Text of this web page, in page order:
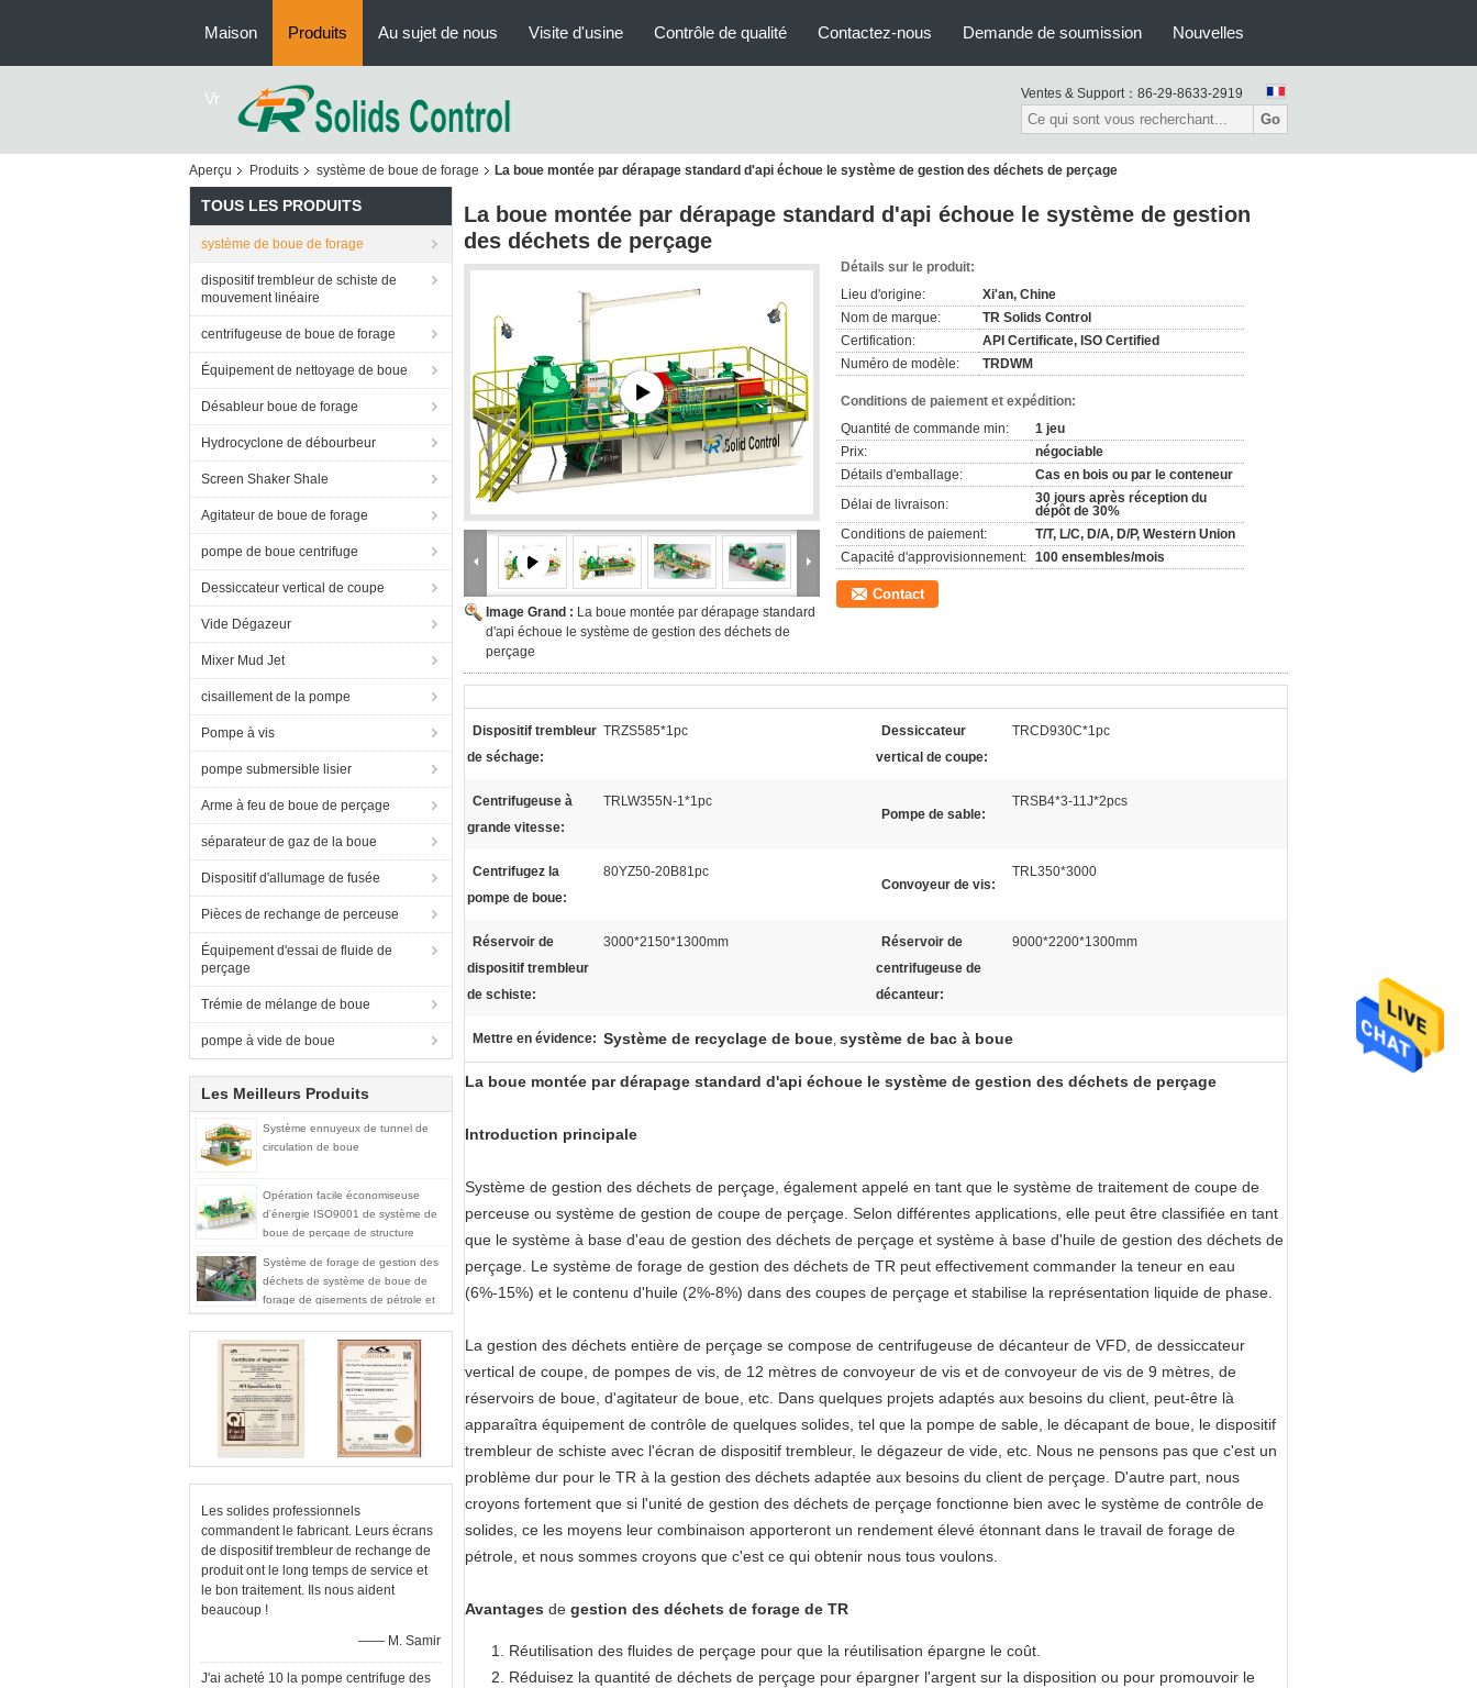
Maison Produits Au sujet de nous Visite d'usine Contrôle de qualité Contactez-nous Demande de soumission Nouvelles
Vr Ventes & Support： 86-29-8633-2919
Go
Aperçu Produits système de boue de forage La boue montée par dérapage standard d'api échoue le système de gestion des déchets de perçage
TOUS LES PRODUITS
système de boue de forage
dispositif trembleur de schiste de
mouvement linéaire
centrifugeuse de boue de forage
Équipement de nettoyage de boue
Désableur boue de forage
Hydrocyclone de débourbeur
Screen Shaker Shale
Agitateur de boue de forage
pompe de boue centrifuge
Dessiccateur vertical de coupe
Vide Dégazeur
Mixer Mud Jet
cisaillement de la pompe
Pompe à vis
pompe submersible lisier
Arme à feu de boue de perçage
séparateur de gaz de la boue
Dispositif d'allumage de fusée
Pièces de rechange de perceuse
Équipement d'essai de fluide de
perçage
Trémie de mélange de boue
pompe à vide de boue
Les Meilleurs Produits
Système ennuyeux de tunnel de
circulation de boue
Opération facile économiseuse
d'énergie ISO9001 de système de
boue de perçage de structure
Système de forage de gestion des
déchets de système de boue de
forage de gisements de pétrole et
de gaz
Les solides professionnels
commandent le fabricant. Leurs écrans
de dispositif trembleur de rechange de
produit ont le long temps de service et
le bon traitement. Ils nous aident
beaucoup !
—— M. Samir
J'ai acheté 10 la pompe centrifuge des
La boue montée par dérapage standard d'api échoue le système de gestion
des déchets de perçage
Image Grand : La boue montée par dérapage standard
d'api échoue le système de gestion des déchets de
perçage
Détails sur le produit:
Lieu d'origine:
Xi'an, Chine
Nom de marque:
TR Solids Control
Certification:
API Certificate, ISO Certified
Numéro de modèle:
TRDWM
Conditions de paiement et expédition:
Quantité de commande min:
1 jeu
Prix:
négociable
Détails d'emballage:
Cas en bois ou par le conteneur
Délai de livraison:
30 jours après réception du
dépôt de 30%
Conditions de paiement:
T/T, L/C, D/A, D/P, Western Union
Capacité d'approvisionnement: 100 ensembles/mois
Contact
Dispositif trembleur
de séchage:
TRZS585*1pc
Dessiccateur
vertical de coupe:
TRCD930C*1pc
Centrifugeuse à
grande vitesse:
TRLW355N-1*1pc
Pompe de sable:
TRSB4*3-11J*2pcs
Centrifugez la
pompe de boue:
80YZ50-20B81pc
Convoyeur de vis:
TRL350*3000
Réservoir de
dispositif trembleur
de schiste:
3000*2150*1300mm
Réservoir de
centrifugeuse de
décanteur:
9000*2200*1300mm
Mettre en évidence: Système de recyclage de boue, système de bac à boue
La boue montée par dérapage standard d'api échoue le système de gestion des déchets de perçage
Introduction principale
Système de gestion des déchets de perçage, également appelé en tant que le système de traitement de coupe de
perceuse ou système de gestion de coupe de perçage. Selon différentes applications, elle peut être classifiée en tant
que le système à base d'eau de gestion des déchets de perçage et système à base d'huile de gestion des déchets de
perçage. Le système de forage de gestion des déchets de TR peut effectivement commander la teneur en eau
(6%-15%) et le contenu d'huile (2%-8%) dans des coupes de perçage et stabilise la représentation liquide de phase.
La gestion des déchets entière de perçage se compose de centrifugeuse de décanteur de VFD, de dessiccateur
vertical de coupe, de pompes de vis, de 12 mètres de convoyeur de vis et de convoyeur de vis de 9 mètres, de
réservoirs de boue, d'agitateur de boue, etc. Dans quelques projets adaptés aux besoins du client, peut-être là
apparaîtra équipement de contrôle de quelques solides, tel que la pompe de sable, le décapant de boue, le dispositif
trembleur de schiste avec l'écran de dispositif trembleur, le dégazeur de vide, etc. Nous ne pensons pas que c'est un
problème dur pour le TR à la gestion des déchets adaptée aux besoins du client de perçage. D'autre part, nous
croyons fortement que si l'unité de gestion des déchets de perçage fonctionne bien avec le système de contrôle de
solides, ce les moyens leur combinaison apporteront un rendement élevé étonnant dans le travail de forage de
pétrole, et nous sommes croyons que c'est ce qui obtenir nous tous voulons.
Avantages de gestion des déchets de forage de TR
Réutilisation des fluides de perçage pour que la réutilisation épargne le coût.
Réduisez la quantité de déchets de perçage pour épargner l'argent sur la disposition ou pour promouvoir le